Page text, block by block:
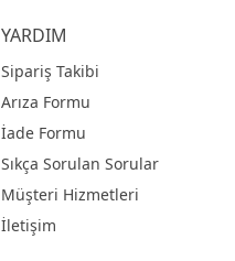
YARDIM
Sipariş Takibi
Arıza Formu
İade Formu
Sıkça Sorulan Sorular
Müşteri Hizmetleri
İletişim